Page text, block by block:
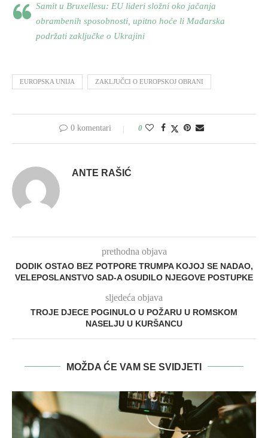
Samit u Bruxellesu: EU lideri složni oko jačanja
obrambenih sposobnosti, upitno hoće li Mađarska
podržati zaključke o Ukrajini
EUROPSKA UNIJA ZAKLJUČCI O EUROPSKOJ OBRANI
0 komentari 0
ANTE RAŠIĆ
prethodna objava
DODIK OSTAO BEZ POTPORE TRUMPA KOJOJ SE NADAO,
VELEPOSLANSTVO SAD-A OSUDILO NJEGOVE POSTUPKE
sljedeća objava
TROJE DJECE POGINULO U POŽARU U ROMSKOM
NASELJU U KURŠANCU
MOŽDA ĆE VAM SE SVIDJETI